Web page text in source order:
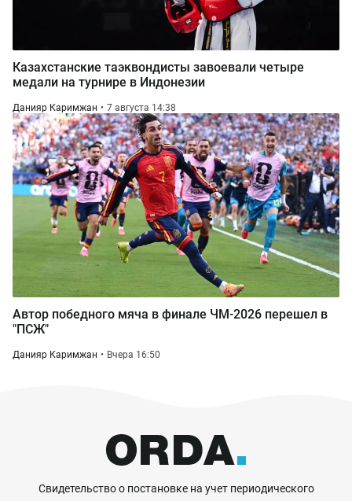
Казахстанские таэквондисты завоевали четыре
медали на турнире в Индонезии
Данияр Каримжан 7 августа 14:38
Автор победного мяча в финале ЧМ-2026 перешел в
"ПСЖ"
Данияр Каримжан Вчера 16:50
Свидетельство о постановке на учет периодического